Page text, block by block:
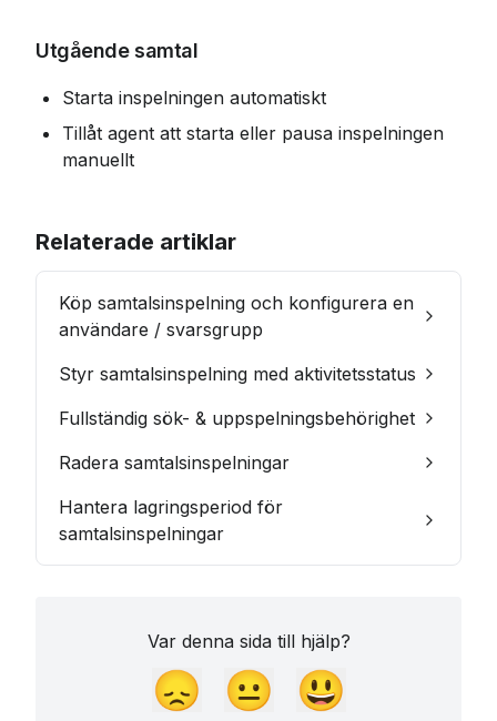
Utgående samtal
Starta inspelningen automatiskt
Tillåt agent att starta eller pausa inspelningen
manuellt
Relaterade artiklar
Köp samtalsinspelning och konfigurera en
användare / svarsgrupp
Styr samtalsinspelning med aktivitetsstatus
Fullständig sök- & uppspelningsbehörighet
Radera samtalsinspelningar
Hantera lagringsperiod för
samtalsinspelningar
Var denna sida till hjälp?
😞 😐 😃